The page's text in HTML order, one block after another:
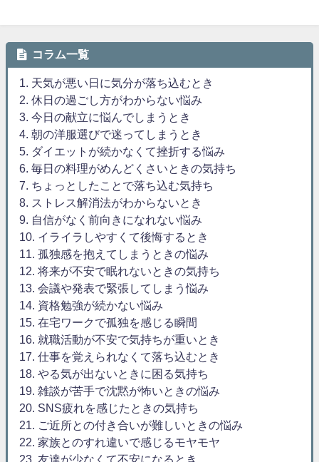
コラム一覧
1. 天気が悪い日に気分が落ち込むとき
2. 休日の過ごし方がわからない悩み
3. 今日の献立に悩んでしまうとき
4. 朝の洋服選びで迷ってしまうとき
5. ダイエットが続かなくて挫折する悩み
6. 毎日の料理がめんどくさいときの気持ち
7. ちょっとしたことで落ち込む気持ち
8. ストレス解消法がわからないとき
9. 自信がなく前向きになれない悩み
10. イライラしやすくて後悔するとき
11. 孤独感を抱えてしまうときの悩み
12. 将来が不安で眠れないときの気持ち
13. 会議や発表で緊張してしまう悩み
14. 資格勉強が続かない悩み
15. 在宅ワークで孤独を感じる瞬間
16. 就職活動が不安で気持ちが重いとき
17. 仕事を覚えられなくて落ち込むとき
18. やる気が出ないときに困る気持ち
19. 雑談が苦手で沈黙が怖いときの悩み
20. SNS疲れを感じたときの気持ち
21. ご近所との付き合いが難しいときの悩み
22. 家族とのすれ違いで感じるモヤモヤ
23. 友達が少なくて不安になるとき